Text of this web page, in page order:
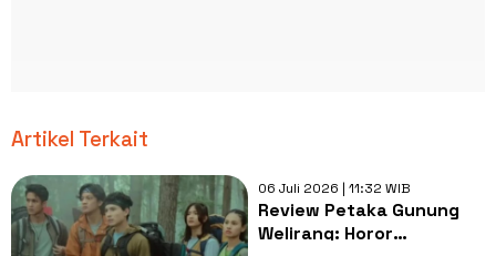
Artikel Terkait
06 Juli 2026 | 11:32 WIB
Review Petaka Gunung
Welirang: Horor